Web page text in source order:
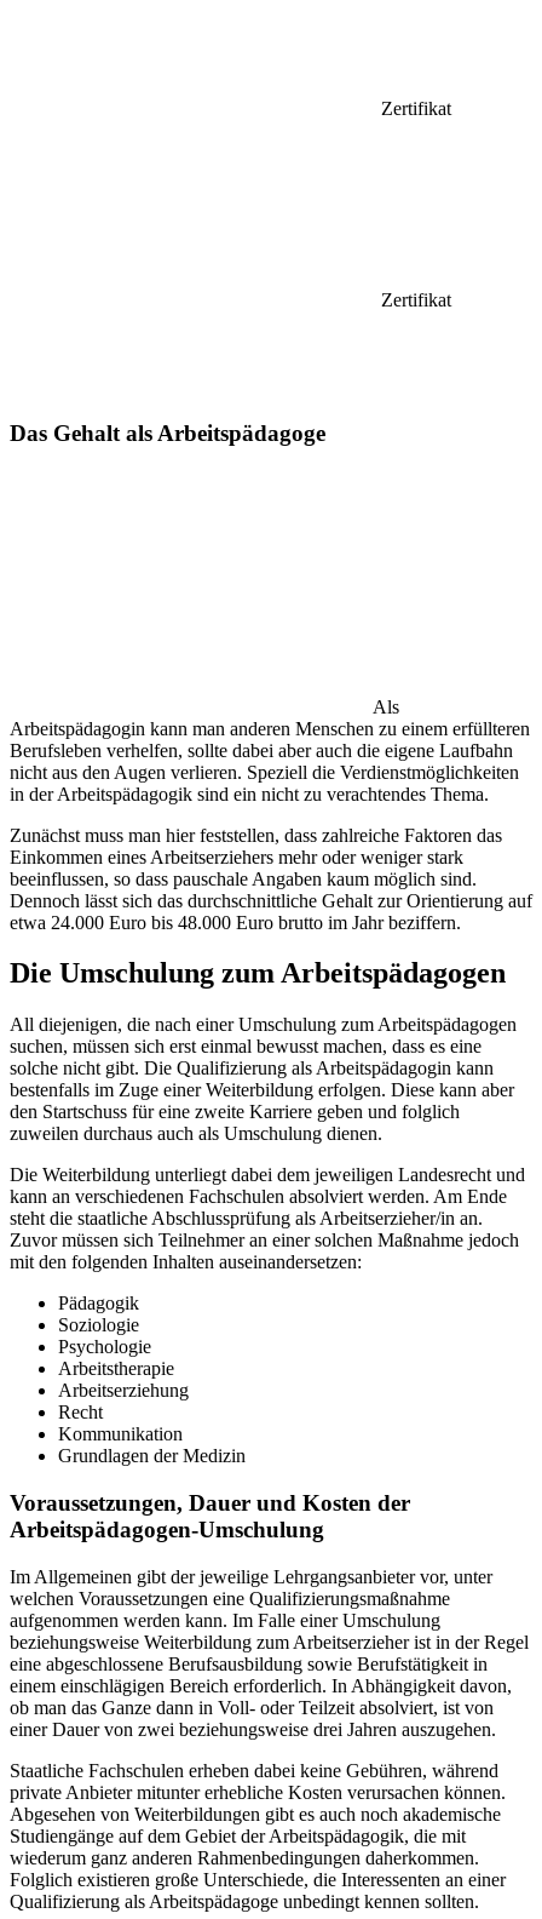
Zertifikat
Zertifikat
Das Gehalt als Arbeitspädagoge
Als
Arbeitspädagogin kann man anderen Menschen zu einem erfüllteren
Berufsleben verhelfen, sollte dabei aber auch die eigene Laufbahn
nicht aus den Augen verlieren. Speziell die Verdienstmöglichkeiten
in der Arbeitspädagogik sind ein nicht zu verachtendes Thema.
Zunächst muss man hier feststellen, dass zahlreiche Faktoren das
Einkommen eines Arbeitserziehers mehr oder weniger stark
beeinflussen, so dass pauschale Angaben kaum möglich sind.
Dennoch lässt sich das durchschnittliche Gehalt zur Orientierung auf
etwa 24.000 Euro bis 48.000 Euro brutto im Jahr beziffern.
Die Umschulung zum Arbeitspädagogen
All diejenigen, die nach einer Umschulung zum Arbeitspädagogen
suchen, müssen sich erst einmal bewusst machen, dass es eine
solche nicht gibt. Die Qualifizierung als Arbeitspädagogin kann
bestenfalls im Zuge einer Weiterbildung erfolgen. Diese kann aber
den Startschuss für eine zweite Karriere geben und folglich
zuweilen durchaus auch als Umschulung dienen.
Die Weiterbildung unterliegt dabei dem jeweiligen Landesrecht und
kann an verschiedenen Fachschulen absolviert werden. Am Ende
steht die staatliche Abschlussprüfung als Arbeitserzieher/in an.
Zuvor müssen sich Teilnehmer an einer solchen Maßnahme jedoch
mit den folgenden Inhalten auseinandersetzen:
Pädagogik
Soziologie
Psychologie
Arbeitstherapie
Arbeitserziehung
Recht
Kommunikation
Grundlagen der Medizin
Voraussetzungen, Dauer und Kosten der
Arbeitspädagogen-Umschulung
Im Allgemeinen gibt der jeweilige Lehrgangsanbieter vor, unter
welchen Voraussetzungen eine Qualifizierungsmaßnahme
aufgenommen werden kann. Im Falle einer Umschulung
beziehungsweise Weiterbildung zum Arbeitserzieher ist in der Regel
eine abgeschlossene Berufsausbildung sowie Berufstätigkeit in
einem einschlägigen Bereich erforderlich. In Abhängigkeit davon,
ob man das Ganze dann in Voll- oder Teilzeit absolviert, ist von
einer Dauer von zwei beziehungsweise drei Jahren auszugehen.
Staatliche Fachschulen erheben dabei keine Gebühren, während
private Anbieter mitunter erhebliche Kosten verursachen können.
Abgesehen von Weiterbildungen gibt es auch noch akademische
Studiengänge auf dem Gebiet der Arbeitspädagogik, die mit
wiederum ganz anderen Rahmenbedingungen daherkommen.
Folglich existieren große Unterschiede, die Interessenten an einer
Qualifizierung als Arbeitspädagoge unbedingt kennen sollten.